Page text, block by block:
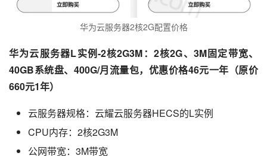
华为云服务器2核2G配置价格
华为云服务器L实例-2核2G3M：2核2G、3M固定带宽、
40GB系统盘、400G/月流量包，优惠价格46元一年（原价
660元1年）
云服务器规格：云耀云服务器HECS的L实例
CPU内存：2核2G3M
公网带宽：3M带宽